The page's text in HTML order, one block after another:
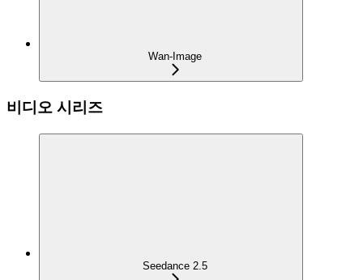
Wan-Image
비디오 시리즈
Seedance 2.5